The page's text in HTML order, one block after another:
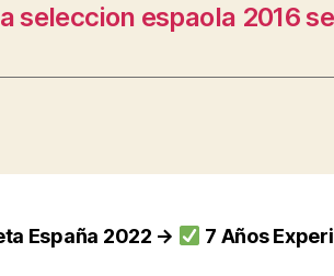
seleccion espaola 2016
España 2022 → 7 Años